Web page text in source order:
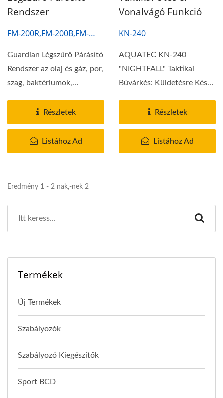
Rendszer
FM-200R,FM-200B,FM-
Guardian Légszűrő Párásító
Rendszer az olaj és gáz, por,
szag, baktériumok,
Részletek
Listához Ad
Vonalvágó Funkció
KN-240
AQUATEC KN-240
"NIGHTFALL" Taktikai
Búvárkés: Küldetésre Kész
Részletek
Listához Ad
Eredmény 1 - 2 nak,-nek 2
Termékek
Új Termékek
Szabályozók
Szabályozó Kiegészítők
Sport BCD